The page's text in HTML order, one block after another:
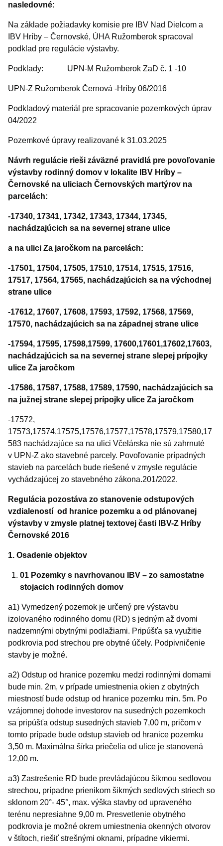
nasledovné:
Na základe požiadavky komisie pre IBV Nad Dielcom a
IBV Hríby – Černovské, ÚHA Ružomberok spracoval
podklad pre regulácie výstavby.
Podklady: UPN-M Ružomberok ZaD č. 1 -10
UPN-Z Ružomberok Černová -Hríby 06/2016
Podkladový materiál pre spracovanie pozemkových úprav
04/2022
Pozemkové úpravy realizované k 31.03.2025
Návrh regulácie rieši záväzné pravidlá pre povoľovanie
výstavby rodinný domov v lokalite IBV Hríby –
Černovské na uliciach Černovských martýrov na
parcelách:
-17340, 17341, 17342, 17343, 17344, 17345,
nachádzajúcich sa na severnej strane ulice
a na ulici Za jaročkom na parcelách:
-17501, 17504, 17505, 17510, 17514, 17515, 17516,
17517, 17564, 17565, nachádzajúcich sa na východnej
strane ulice
-17612, 17607, 17608, 17593, 17592, 17568, 17569,
17570, nachádzajúcich sa na západnej strane ulice
-17594, 17595, 17598,17599, 17600,17601,17602,17603,
nachádzajúcich sa na severnej strane slepej prípojky
ulice Za jaročkom
-17586, 17587, 17588, 17589, 17590, nachádzajúcich sa
na južnej strane slepej prípojky ulice Za jaročkom
-17572,
17573,17574,17575,17576,17577,17578,17579,17580,17
583 nachádzajúce sa na ulici Včelárska nie sú zahrnuté
v UPN-Z ako stavebné parcely. Povoľovanie prípadných
stavieb na parcelách bude riešené v zmysle regulácie
vychádzajúcej zo stavebného zákona.201/2022.
Regulácia pozostáva zo stanovenie odstupových
vzdialeností od hranice pozemku a od plánovanej
výstavby v zmysle platnej textovej časti IBV-Z Hríby
Černovské 2016
1. Osadenie objektov
01 Pozemky s navrhovanou IBV – zo samostatne
stojacich rodinných domov
a1) Vymedzený pozemok je určený pre výstavbu
izolovaného rodinného domu (RD) s jedným až dvomi
nadzemnými obytnými podlažiami. Pripúšťa sa využitie
podkrovia pod strechou pre obytné účely. Podpivničenie
stavby je možné.
a2) Odstup od hranice pozemku medzi rodinnými domami
bude min. 2m, v prípade umiestnenia okien z obytných
miestností bude odstup od hranice pozemku min. 5m. Po
vzájomnej dohode investorov na susedných pozemkoch
sa pripúšťa odstup susedných stavieb 7,00 m, pričom v
tomto prípade bude odstup stavieb od hranice pozemku
3,50 m. Maximálna šírka priečelia od ulice je stanovená
12,00 m.
a3) Zastrešenie RD bude prevládajúcou šikmou sedlovou
strechou, prípadne prienikom šikmých sedlových striech so
sklonom 20°- 45°, max. výška stavby od upraveného
terénu nepresiahne 9,00 m. Presvetlenie obytného
podkrovia je možné okrem umiestnenia okenných otvorov
v štítoch, riešiť strešnými oknami, prípadne vikiermi.